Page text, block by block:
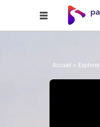
Accueil Explorer